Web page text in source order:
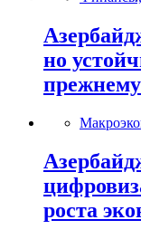
но
роста